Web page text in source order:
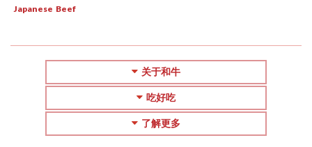
Japanese Beef
关于和牛
吃好吃
了解更多